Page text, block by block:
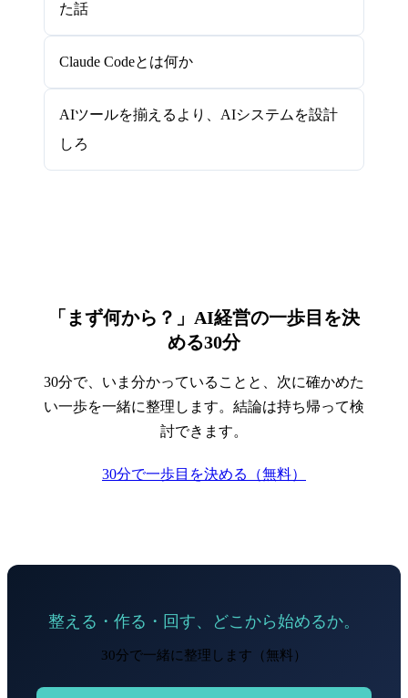
た話
Claude Codeとは何か
AIツールを揃えるより、AIシステムを設計
しろ
「まず何から？」AI経営の一歩目を決
める30分
30分で、いま分かっていることと、次に確かめた
い一歩を一緒に整理します。結論は持ち帰って検
討できます。
30分で一歩目を決める（無料）
整える・作る・回す、どこから始めるか。
30分で一緒に整理します（無料）